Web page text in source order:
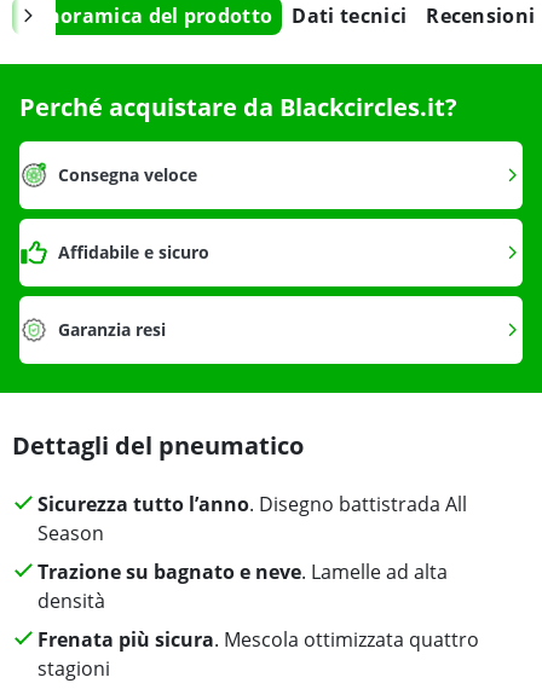
Panoramica del prodotto Dati tecnici Recensioni
Perché acquistare da Blackcircles.it?
Consegna veloce
Affidabile e sicuro
Garanzia resi
Dettagli del pneumatico
Sicurezza tutto l’anno. Disegno battistrada All
Season
Trazione su bagnato e neve. Lamelle ad alta
densità
Frenata più sicura. Mescola ottimizzata quattro
stagioni